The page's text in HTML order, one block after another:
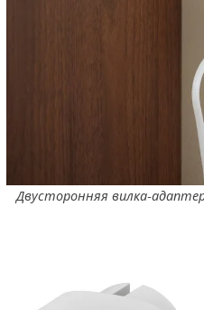
Двусторонняя вилка-